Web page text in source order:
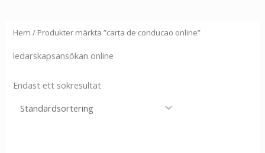
Hem / Produkter märkta ”carta de conducao online”
ledarskapsansökan online
Endast ett sökresultat